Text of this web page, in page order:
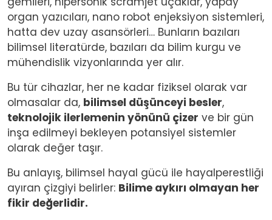
organ yazıcıları, nano robot enjeksiyon sistemleri,
hatta dev uzay asansörleri… Bunların bazıları
bilimsel literatürde, bazıları da bilim kurgu ve
mühendislik vizyonlarında yer alır.
Bu tür cihazlar, her ne kadar fiziksel olarak var
olmasalar da, bilimsel düşünceyi besler,
teknolojik ilerlemenin yönünü çizer ve bir gün
inşa edilmeyi bekleyen potansiyel sistemler
olarak değer taşır.
Bu anlayış, bilimsel hayal gücü ile hayalperestliği
ayıran çizgiyi belirler: Bilime aykırı olmayan her
fikir değerlidir.